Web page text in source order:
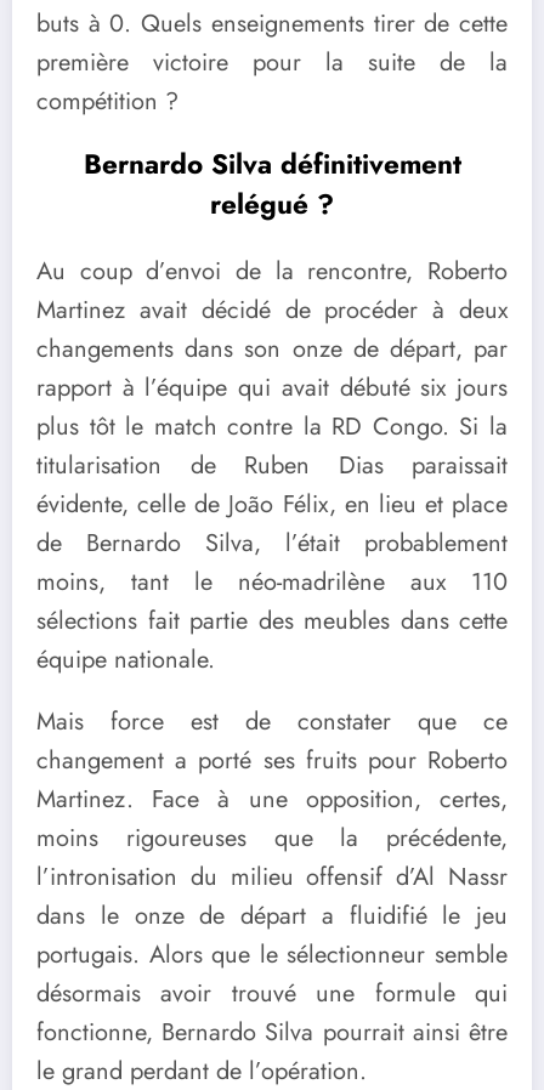
buts à 0. Quels enseignements tirer de cette
première victoire pour la suite de la
compétition ?
Bernardo Silva définitivement
relégué ?
Au coup d’envoi de la rencontre, Roberto
Martinez avait décidé de procéder à deux
changements dans son onze de départ, par
rapport à l’équipe qui avait débuté six jours
plus tôt le match contre la RD Congo. Si la
titularisation de Ruben Dias paraissait
évidente, celle de João Félix, en lieu et place
de Bernardo Silva, l’était probablement
moins, tant le néo-madrilène aux 110
sélections fait partie des meubles dans cette
équipe nationale.
Mais force est de constater que ce
changement a porté ses fruits pour Roberto
Martinez. Face à une opposition, certes,
moins rigoureuses que la précédente,
l’intronisation du milieu offensif d’Al Nassr
dans le onze de départ a fluidifié le jeu
portugais. Alors que le sélectionneur semble
désormais avoir trouvé une formule qui
fonctionne, Bernardo Silva pourrait ainsi être
le grand perdant de l’opération.